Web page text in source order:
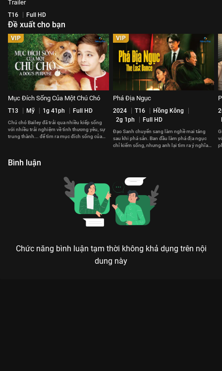
Trailer
T16 Full HD
Đề xuất cho bạn
VIP
Mục Đích Sống Của Một Chú Chó
T13 Mỹ 1g 41ph Full HD
Chú chó Bailey đã trải qua nhiều kiếp sống
với nhiều trải nghiệm về tình thương yêu, sự
trung thành... để tìm ra mục đích sống của
VIP
Phá Địa Ngục
2024 T16
Hồng Kông
2g 1ph
Full HD
Đạo Sanh chuyển sang làm nghề mai táng
sau khi phá sản. Ban đầu làm phá địa ngục
chỉ kiếm sống, nhưng anh lại tìm ra ý nghĩa
Bình luận
Chức năng bình luận tạm thời không khả dụng trên nội
dung này